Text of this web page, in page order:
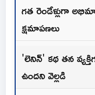
గత రెండేళ్లుగా
క్షమాపణలు
'లెనిన్' కథ తన
ఉందని వెల్లడి